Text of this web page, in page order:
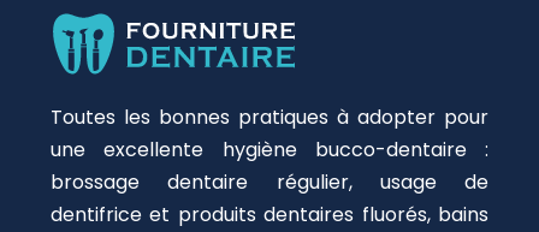
Toutes les bonnes pratiques à adopter pour
une excellente hygiène bucco-dentaire :
brossage dentaire régulier, usage de
dentifrice et produits dentaires fluorés, bains